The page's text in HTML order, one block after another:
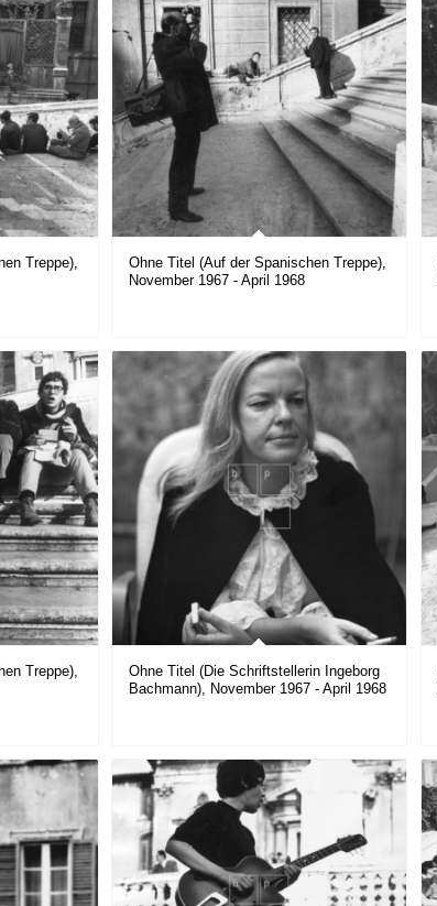
Treppe),
Ohne Titel (Auf der Spanischen Treppe),
November 1967 - April 1968
Treppe),
Ohne Titel (Die Schriftstellerin Ingeborg
Bachmann), November 1967 - April 1968